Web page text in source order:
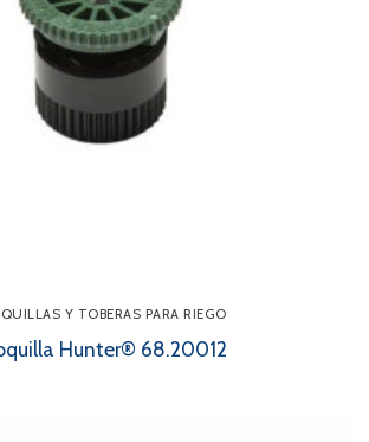
Y TOBERAS PARA RIEGO
Hunter® 68.20012